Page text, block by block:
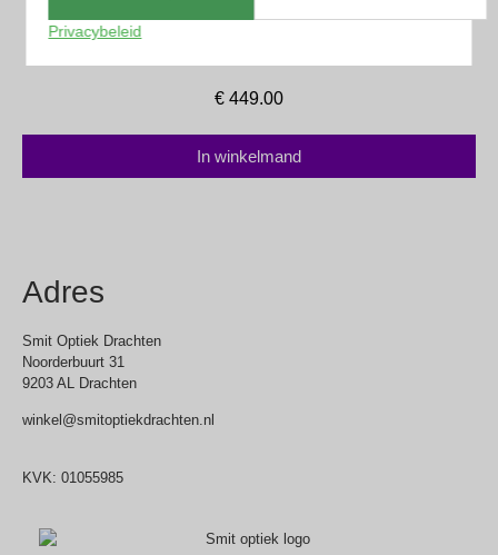
€ 449.00
In winkelmand
Adres
Smit Optiek Drachten
Noorderbuurt 31
9203 AL Drachten
winkel@smitoptiekdrachten.nl
KVK: 01055985
Privacybeleid